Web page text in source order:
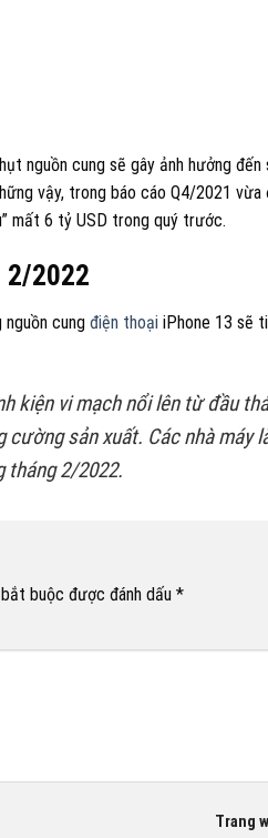
nguồn cung sẽ gây ảnh hưởng đến
vậy, trong báo cáo Q4/2021
mất 6 tỷ USD trong quý trước.
2/2022
cung điện thoại iPhone 13 sẽ
kiện vi mạch nổi lên từ đầu
sản xuất. Các nhà máy
tháng 2/2022.
buộc được đánh dấu *
Trang